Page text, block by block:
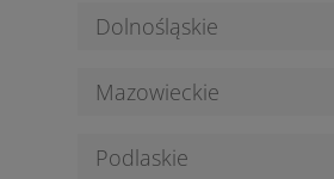
Dolnośląskie
Mazowieckie
Podlaskie